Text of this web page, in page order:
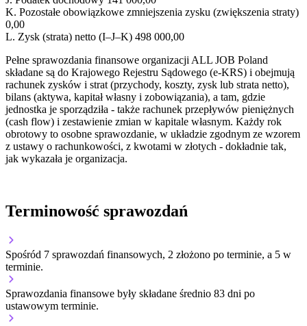
K. Pozostałe obowiązkowe zmniejszenia zysku (zwiększenia straty)
0,00
L. Zysk (strata) netto (I–J–K) 498 000,00
Pełne sprawozdania finansowe organizacji ALL JOB Poland
składane są do Krajowego Rejestru Sądowego (e-KRS) i obejmują
rachunek zysków i strat (przychody, koszty, zysk lub strata netto),
bilans (aktywa, kapitał własny i zobowiązania), a tam, gdzie
jednostka je sporządziła - także rachunek przepływów pieniężnych
(cash flow) i zestawienie zmian w kapitale własnym. Każdy rok
obrotowy to osobne sprawozdanie, w układzie zgodnym ze wzorem
z ustawy o rachunkowości, z kwotami w złotych - dokładnie tak,
jak wykazała je organizacja.
Terminowość sprawozdań
Spośród 7 sprawozdań finansowych, 2 złożono po terminie, a 5 w
terminie.
Sprawozdania finansowe były składane średnio 83 dni po
ustawowym terminie.